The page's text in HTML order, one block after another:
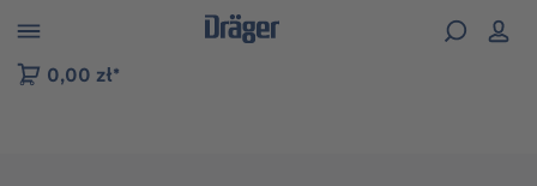
do nawigacji na platformie B2B
0,00 zł*